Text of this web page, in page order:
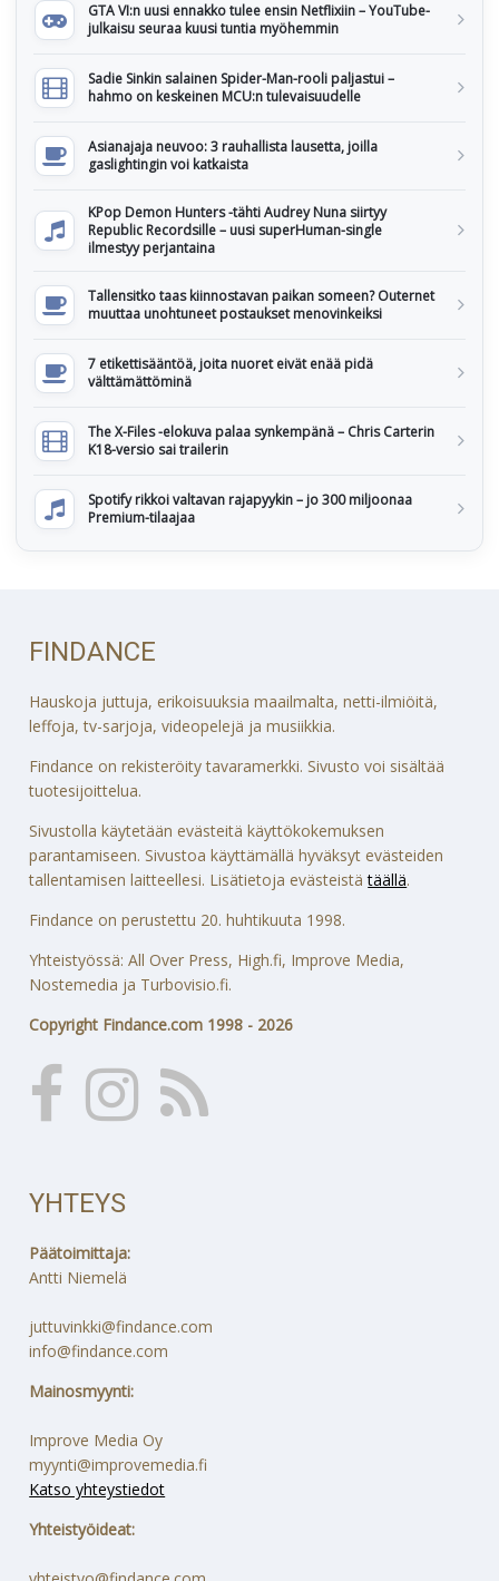
GTA VI:n uusi ennakko tulee ensin Netflixiin – YouTube-
julkaisu seuraa kuusi tuntia myöhemmin
Sadie Sinkin salainen Spider-Man-rooli paljastui –
hahmo on keskeinen MCU:n tulevaisuudelle
Asianajaja neuvoo: 3 rauhallista lausetta, joilla
gaslightingin voi katkaista
KPop Demon Hunters -tähti Audrey Nuna siirtyy
Republic Recordsille – uusi superHuman-single
ilmestyy perjantaina
Tallensitko taas kiinnostavan paikan someen? Outernet
muuttaa unohtuneet postaukset menovinkeiksi
7 etikettisääntöä, joita nuoret eivät enää pidä
välttämättöminä
The X-Files -elokuva palaa synkempänä – Chris Carterin
K18-versio sai trailerin
Spotify rikkoi valtavan rajapyykin – jo 300 miljoonaa
Premium-tilaajaa
FINDANCE
Hauskoja juttuja, erikoisuuksia maailmalta, netti-ilmiöitä,
leffoja, tv-sarjoja, videopelejä ja musiikkia.
Findance on rekisteröity tavaramerkki. Sivusto voi sisältää
tuotesijoittelua.
Sivustolla käytetään evästeitä käyttökokemuksen
parantamiseen. Sivustoa käyttämällä hyväksyt evästeiden
tallentamisen laitteellesi. Lisätietoja evästeistätäällä.
Findance on perustettu 20. huhtikuuta 1998.
Yhteistyössä: All Over Press, High.fi, Improve Media,
Nostemedia ja Turbovisio.fi.
Copyright Findance.com 1998 - 2026
YHTEYS
Päätoimittaja:
Antti Niemelä
juttuvinkki@findance.com
info@findance.com
Mainosmyynti:
Improve Media Oy
myynti@improvemedia.fi
Katso yhteystiedot
Yhteistyöideat: